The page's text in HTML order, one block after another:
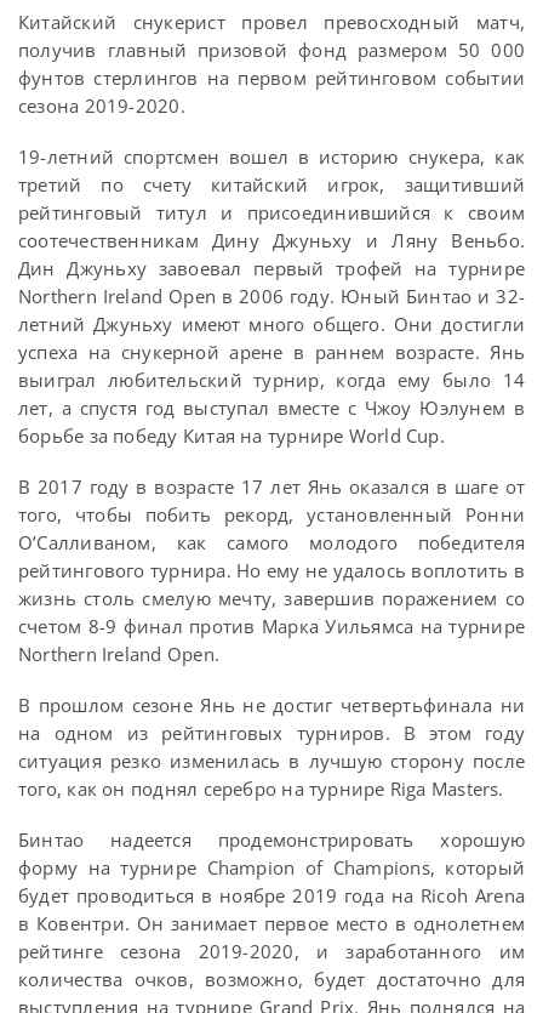
Китайский снукерист провел превосходный матч,
получив главный призовой фонд размером 50 000
фунтов стерлингов на первом рейтинговом событии
сезона 2019-2020.
19-летний спортсмен вошел в историю снукера, как
третий по счету китайский игрок, защитивший
рейтинговый титул и присоединившийся к своим
соотечественникам Дину Джуньху и Ляну Веньбо.
Дин Джуньху завоевал первый трофей на турнире
Northern Ireland Open в 2006 году. Юный Бинтао и 32-
летний Джуньху имеют много общего. Они достигли
успеха на снукерной арене в раннем возрасте. Янь
выиграл любительский турнир, когда ему было 14
лет, а спустя год выступал вместе с Чжоу Юэлунем в
борьбе за победу Китая на турнире World Cup.
В 2017 году в возрасте 17 лет Янь оказался в шаге от
того, чтобы побить рекорд, установленный Ронни
О’Салливаном, как самого молодого победителя
рейтингового турнира. Но ему не удалось воплотить в
жизнь столь смелую мечту, завершив поражением со
счетом 8-9 финал против Марка Уильямса на турнире
Northern Ireland Open.
В прошлом сезоне Янь не достиг четвертьфинала ни
на одном из рейтинговых турниров. В этом году
ситуация резко изменилась в лучшую сторону после
того, как он поднял серебро на турнире Riga Masters.
Бинтао надеется продемонстрировать хорошую
форму на турнире Champion of Champions, который
будет проводиться в ноябре 2019 года на Ricoh Arena
в Ковентри. Он занимает первое место в однолетнем
рейтинге сезона 2019-2020, и заработанного им
количества очков, возможно, будет достаточно для
выступления на турнире Grand Prix. Янь поднялся на